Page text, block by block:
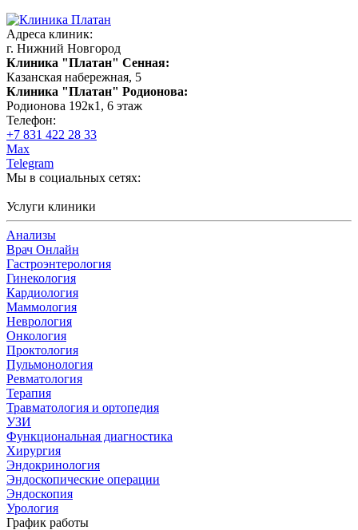
Адреса клиник:
г. Нижний Новгород
Клиника "Платан" Сенная:
Казанская набережная, 5
Клиника "Платан" Родионова:
Родионова 192к1, 6 этаж
Телефон:
+7 831 422 28 33
Max
Telegram
Мы в социальных сетях:
Услуги клиники
Анализы
Врач Онлайн
Гастроэнтерология
Гинекология
Кардиология
Маммология
Неврология
Онкология
Проктология
Пульмонология
Ревматология
Терапия
Травматология и ортопедия
УЗИ
Функциональная диагностика
Хирургия
Эндокринология
Эндоскопические операции
Эндоскопия
Урология
График работы